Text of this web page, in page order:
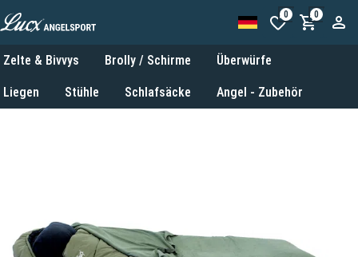
0 0
Zelte & Bivvys Brolly / Schirme Überwürfe
Liegen Stühle Schlafsäcke Angel - Zubehör